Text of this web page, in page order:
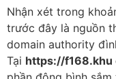
Nhận xét trong
trước đây là nguồn
domain authority
Tại https://f168.khu